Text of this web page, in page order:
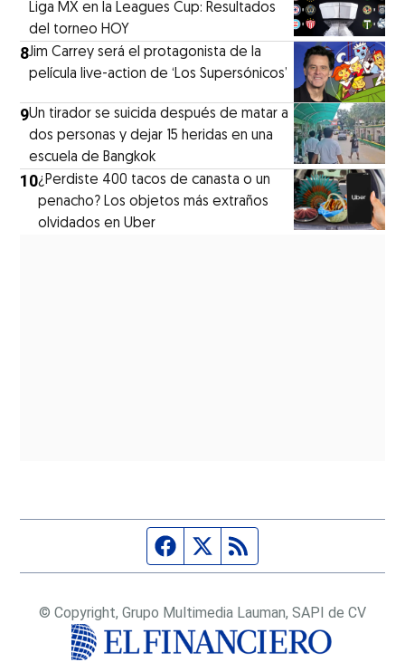
Liga MX en la Leagues Cup: Resultados
del torneo HOY
8Jim Carrey será el protagonista de la
película live-action de ‘Los Supersónicos’
9Un tirador se suicida después de matar a
dos personas y dejar 15 heridas en una
escuela de Bangkok
10¿Perdiste 400 tacos de canasta o un
penacho? Los objetos más extraños
olvidados en Uber
Página de Facebook
Fuente Twitter
© Copyright, Grupo Multimedia Lauman, SAPI de CV